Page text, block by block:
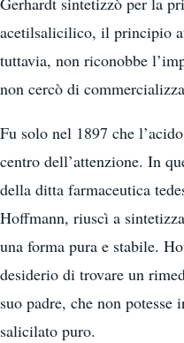
acetilsalicilico, il principio
tuttavia, non riconobbe
non cercò di
Fu solo nel 1897 che
centro dell’attenzione. In
della ditta farmaceutica
Hoffmann, riuscì a
una forma pura e stabile.
desiderio di trovare un
suo padre, che non
salicilato puro.